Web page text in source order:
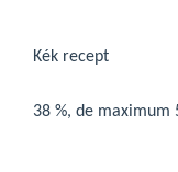
Kék recept
38 %, de maximum